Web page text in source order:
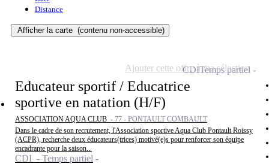
Distance
Afficher la carte (contenu non-accessible)
Educateur sportif / Educatrice
sportive en natation (H/F)
ASSOCIATION AQUA CLUB - 77 - PONTAULT COMBAULT
Dans le cadre de son recrutement, l'Association sportive Aqua Club Pontault Roissy
(ACPR), recherche deux éducateurs(trices) motivé(e)s pour renforcer son équipe
encadrante pour la saison...
CDI - Temps partiel
CDITemps partiel
Ajouter cette offre à ma sélection